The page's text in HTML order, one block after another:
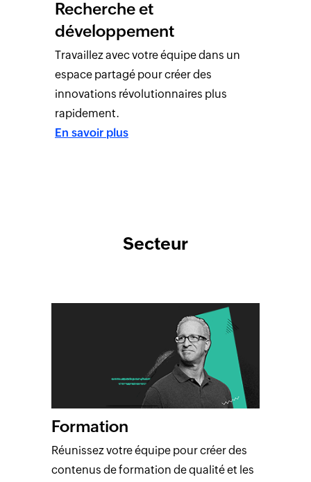
Recherche et
développement
Travaillez avec votre équipe dans un
espace partagé pour créer des
innovations révolutionnaires plus
rapidement.
En savoir plus
Secteur
Formation
Réunissez votre équipe pour créer des
contenus de formation de qualité et les